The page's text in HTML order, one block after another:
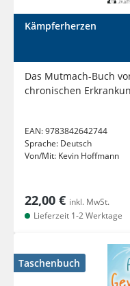
Kämpferherzen
Das Mutmach-Buch
chronischen
EAN:9783842642744
Sprache: Deutsch
Von/Mit: Kevin Hoffmann
22,00 € inkl. MwSt.
Lieferzeit 1-2 Werktage
Taschenbuch